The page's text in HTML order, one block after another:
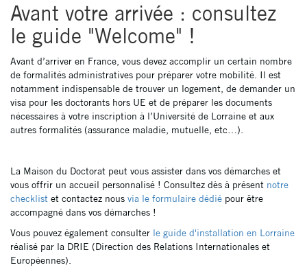
Avant votre arrivée : consultez
le guide "Welcome" !
Avant d’arriver en France, vous devez accomplir un certain nombre
de formalités administratives pour préparer votre mobilité. Il est
notamment indispensable de trouver un logement, de demander un
visa pour les doctorants hors UE et de préparer les documents
nécessaires à votre inscription à l’Université de Lorraine et aux
autres formalités (assurance maladie, mutuelle, etc…).
La Maison du Doctorat peut vous assister dans vos démarches et
vous offrir un accueil personnalisé ! Consultez dès à présent notre
checklist et contactez nous via le formulaire dédié pour être
accompagné dans vos démarches !
Vous pouvez également consulter le guide d'installation en Lorraine
réalisé par la DRIE (Direction des Relations Internationales et
Européennes).